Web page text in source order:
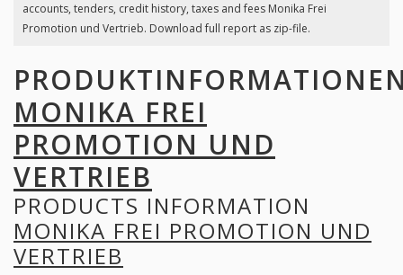
accounts, tenders, credit history, taxes and fees Monika Frei
Promotion und Vertrieb. Download full report as zip-file.
MONIKA FREI
PROMOTION UND
VERTRIEB
PRODUCTS INFORMATION
MONIKA FREI PROMOTION UND
VERTRIEB